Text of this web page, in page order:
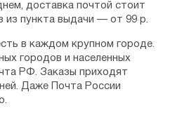
доставка почтой стоит
из пункта выдачи — от 99 р.
в каждом крупном городе.
городов и населенных
РФ. Заказы приходят
Даже Почта России